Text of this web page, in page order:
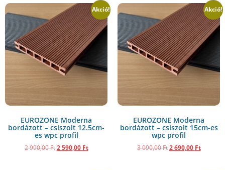
Akció!
EUROZONE Moderna
bordázott – csiszolt 12.5cm-
es wpc profil
2 990,00Ft 2 590,00 Ft
Akció!
EUROZONE Moderna
bordázott – csiszolt 15cm-es
wpc profil
3 090,00Ft 2 690,00 Ft